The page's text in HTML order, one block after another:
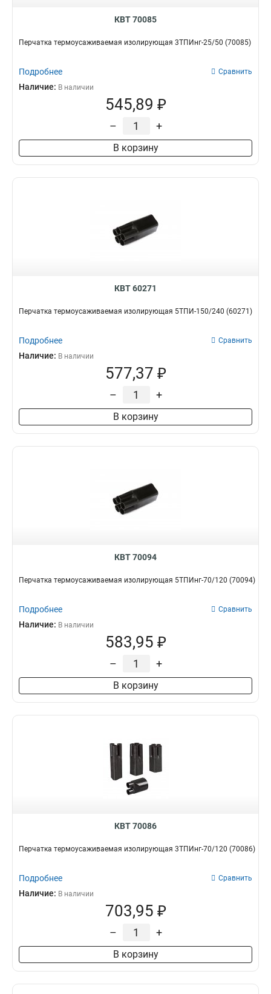
КВТ 70085
Перчатка термоусаживаемая изолирующая 3ТПИнг-25/50 (70085)
Подробнее Сравнить
Наличие: В наличии
545,89 ₽
– +
В корзину
КВТ 60271
Перчатка термоусаживаемая изолирующая 5ТПИ-150/240 (60271)
Подробнее Сравнить
Наличие: В наличии
577,37 ₽
– +
В корзину
КВТ 70094
Перчатка термоусаживаемая изолирующая 5ТПИнг-70/120 (70094)
Подробнее Сравнить
Наличие: В наличии
583,95 ₽
– +
В корзину
КВТ 70086
Перчатка термоусаживаемая изолирующая 3ТПИнг-70/120 (70086)
Подробнее Сравнить
Наличие: В наличии
703,95 ₽
– +
В корзину